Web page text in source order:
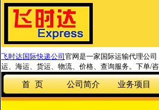
飞时达国际快递公司 官网是一家国际运输代理公
运、海运、货运、物流、价格、查询服务。下单/
首 页 公司简介 业务项目